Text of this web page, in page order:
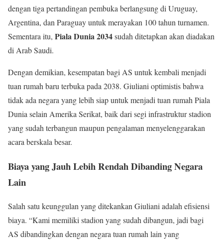
dengan tiga pertandingan pembuka berlangsung di Uruguay,
Argentina, dan Paraguay untuk merayakan 100 tahun turnamen.
Sementara itu, Piala Dunia 2034sudah ditetapkan akan diadakan
di Arab Saudi.
Dengan demikian, kesempatan bagi AS untuk kembali menjadi
tuan rumah baru terbuka pada 2038. Giuliani optimistis bahwa
tidak ada negara yang lebih siap untuk menjadi tuan rumah Piala
Dunia selain Amerika Serikat, baik dari segi infrastruktur stadion
yang sudah terbangun maupun pengalaman menyelenggarakan
acara berskala besar.
Biaya yang Jauh Lebih Rendah Dibanding Negara
Lain
Salah satu keunggulan yang ditekankan Giuliani adalah efisiensi
biaya. “Kami memiliki stadion yang sudah dibangun, jadi bagi
AS dibandingkan dengan negara tuan rumah lain yang